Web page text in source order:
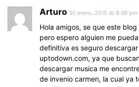
Arturo 30 enero, 2015 At 8:38 pm
Hola amigos, se que este
pero espero alguien me
definitiva es seguro
uptodown.com, ya que
descargar musica me
de invenio carmen, la cual ya